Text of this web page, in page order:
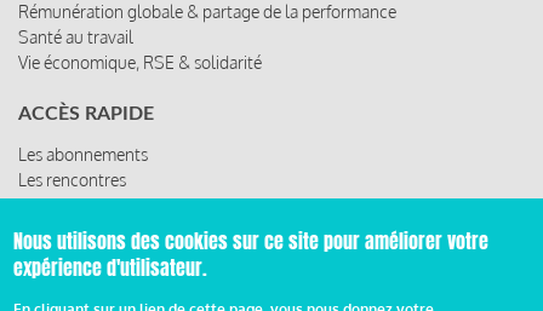
ACCÈS RAPIDE
Les abonnements
Les rencontres
Les ressources
© 2019 Miroir Social - Réalisé parCafffeine
Pied
Mentions légales et condition générale d’utilisation et
Nous utilisons des cookies sur ce site pour améliorer votre
expérience d'utilisateur.